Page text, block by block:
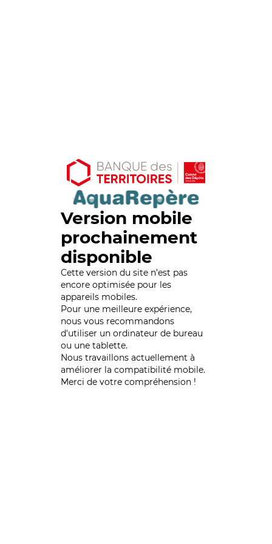
Version mobile
prochainement
disponible
Cette version du site n’est pas
encore optimisée pour les
appareils mobiles.
Pour une meilleure expérience,
nous vous recommandons
d'utiliser un ordinateur de bureau
ou une tablette.
Nous travaillons actuellement à
améliorer la compatibilité mobile.
Merci de votre compréhension !